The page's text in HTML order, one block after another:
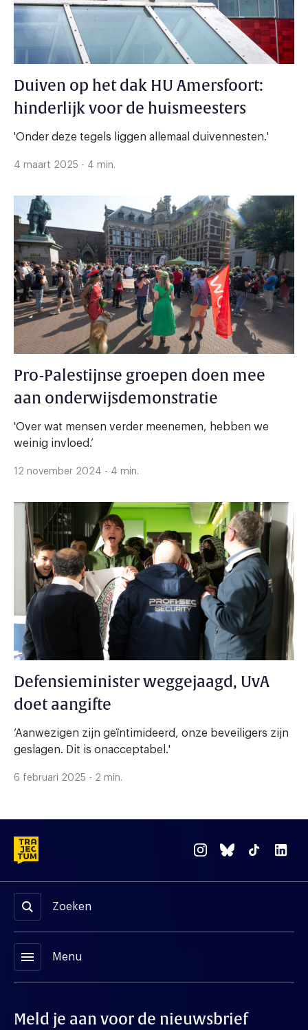
Duiven op het dak HU Amersfoort:
hinderlijk voor de huismeesters
'Onder deze tegels liggen allemaal duivennesten.'
4 maart 2025 - 4 min.
Pro-Palestijnse groepen doen mee
aan onderwijsdemonstratie
'Over wat mensen verder meenemen, hebben we
weinig invloed.’
12 november 2024 - 4 min.
Defensieminister weggejaagd, UvA
doet aangifte
‘Aanwezigen zijn geïntimideerd, onze beveiligers zijn
geslagen. Dit is onacceptabel.'
6 februari 2025 - 2 min.
Zoeken
menu Menu
Meld je aan voor de nieuwsbrief